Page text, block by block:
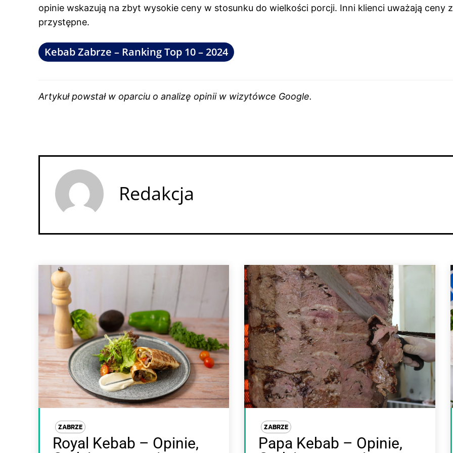
opinie wskazują na zbyt wysokie ceny w stosunku do wielkości porcji. Inni klienci uważają ceny
przystępne.
Kebab Zabrze – Ranking Top 10 – 2024
Artykuł powstał w oparciu o analizę opinii w wizytówce Google.
Redakcja
ZABRZE
Royal Kebab – Opinie,
ZABRZE
Papa Kebab – Opinie,